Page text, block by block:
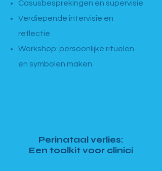
Casusbesprekingen en supervisie
Verdiepende intervisie en
reflectie
Workshop: persoonlijke rituelen
en symbolen maken
Perinataal verlies:
Een toolkit voor clinici